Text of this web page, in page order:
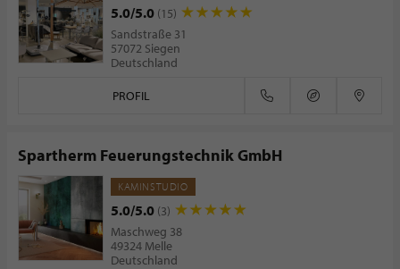
5.0/5.0 (15)
Sandstraße 31
57072 Siegen
Deutschland
PROFIL
Spartherm Feuerungstechnik GmbH
KAMINSTUDIO
5.0/5.0 (3)
Maschweg 38
49324 Melle
Deutschland